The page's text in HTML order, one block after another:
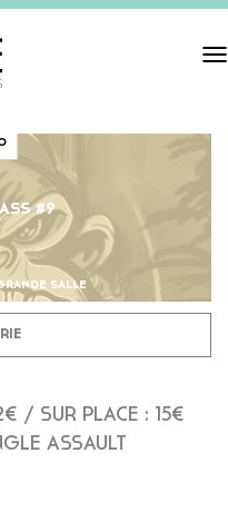
#9
SALLE
/ SUR PLACE : 15€
ASSAULT